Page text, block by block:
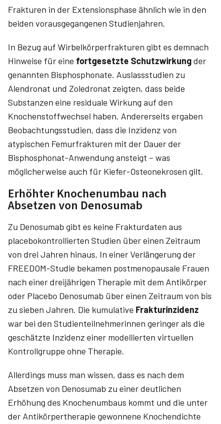
Frakturen in der Extensionsphase ähnlich wie in den
beiden vorausgegangenen Studienjahren.
In Bezug auf Wirbelkörperfrakturen gibt es demnach
Hinweise für eine fortgesetzte Schutzwirkungder
genannten Bisphosphonate. Auslassstudien zu
Alendronat und Zoledronat zeigten, dass beide
Substanzen eine residuale Wirkung auf den
Knochenstoffwechsel haben. Andererseits ergaben
Beobachtungsstudien, dass die Inzidenz von
atypischen Femurfrakturen mit der Dauer der
Bisphosphonat-Anwendung ansteigt – was
möglicherweise auch für Kiefer-Osteonekrosen gilt.
Erhöhter Knochenumbau nach
Absetzen von Denosumab
Zu Denosumab gibt es keine Frakturdaten aus
placebokontrollierten Studien über einen Zeitraum
von drei Jahren hinaus. In einer Verlängerung der
FREEDOM-Studie bekamen postmenopausale Frauen
nach einer dreijährigen Therapie mit dem Antikörper
oder Placebo Denosumab über einen Zeitraum von bis
zu sieben Jahren. Die kumulative Frakturinzidenz
war bei den Studienteilnehmerinnen geringer als die
geschätzte Inzidenz einer modellierten virtuellen
Kontrollgruppe ohne Therapie.
Allerdings muss man wissen, dass es nach dem
Absetzen von Denosumab zu einer deutlichen
Erhöhung des Knochenumbaus kommt und die unter
der Antikörpertherapie gewonnene Knochendichte